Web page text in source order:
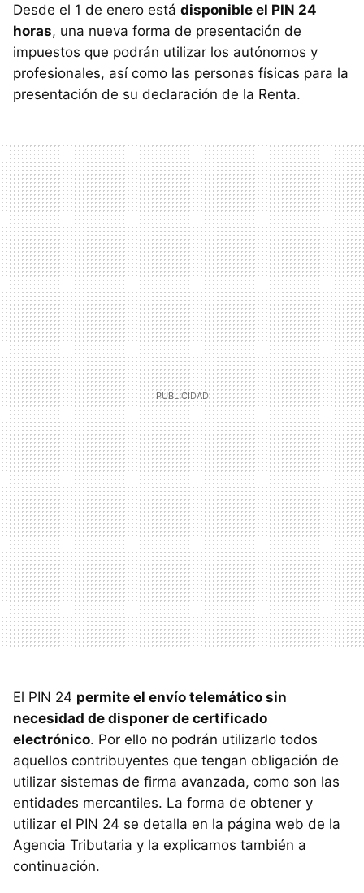
Desde el 1 de enero está disponible el PIN 24
horas, una nueva forma de presentación de
impuestos que podrán utilizar los autónomos y
profesionales, así como las personas físicas para la
presentación de su declaración de la Renta.
El PIN 24 permite el envío telemático sin
necesidad de disponer de certificado
electrónico. Por ello no podrán utilizarlo todos
aquellos contribuyentes que tengan obligación de
utilizar sistemas de firma avanzada, como son las
entidades mercantiles. La forma de obtener y
utilizar el PIN 24 se detalla en la página web de la
Agencia Tributaria y la explicamos también a
continuación.